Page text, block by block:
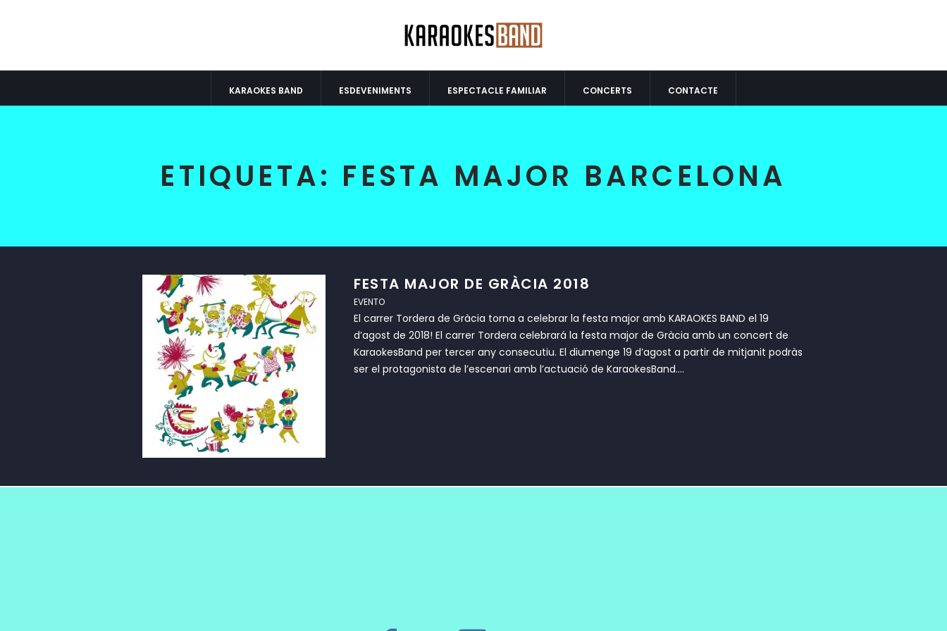
KARAOKES BAND ESDEVENIMENTS ESPECTACLE FAMILIAR CONCERTS CONTACTE
ETIQUETA: FESTA MAJOR BARCELONA
FESTA MAJOR DE GRÀCIA 2018
EVENTO
El carrer Tordera de Gràcia torna a celebrar la festa major amb KARAOKES BAND el 19
d’agost de 2018! El carrer Tordera celebrará la festa major de Gràcia amb un concert de
KaraokesBand per tercer any consecutiu. El diumenge 19 d’agost a partir de mitjanit podràs
ser el protagonista de l’escenari amb l’actuació de KaraokesBand....